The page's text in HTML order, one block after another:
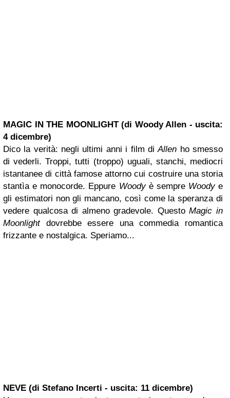
MAGIC IN THE MOONLIGHT (di Woody Allen - uscita:
4 dicembre)
Dico la verità: negli ultimi anni i film diAllen ho smesso
di vederli. Troppi, tutti (troppo) uguali, stanchi, mediocri
istantanee di città famose attorno cui costruire una storia
stantìa e monocorde. Eppure Woody è sempre Woody e
gli estimatori non gli mancano, così come la speranza di
vedere qualcosa di almeno gradevole. QuestoMagic in
Moonlightdovrebbe essere una commedia romantica
frizzante e nostalgica. Speriamo...
NEVE (di Stefano Incerti - uscita: 11 dicembre)